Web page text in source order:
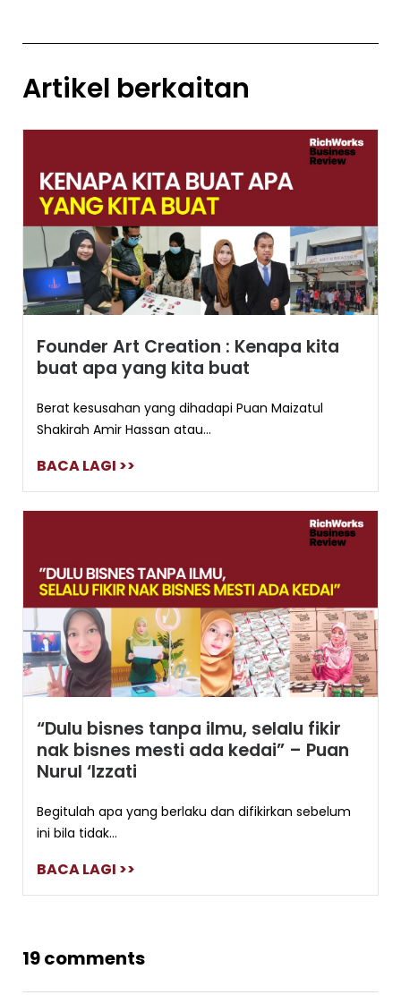
Artikel berkaitan
Founder Art Creation : Kenapa kita
buat apa yang kita buat
Berat kesusahan yang dihadapi Puan Maizatul
Shakirah Amir Hassan atau...
BACA LAGI >>
“Dulu bisnes tanpa ilmu, selalu fikir
nak bisnes mesti ada kedai” – Puan
Nurul ‘Izzati
Begitulah apa yang berlaku dan difikirkan sebelum
ini bila tidak...
BACA LAGI >>
19 comments